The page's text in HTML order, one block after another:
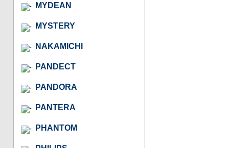
MYDEAN
MYSTERY
NAKAMICHI
PANDECT
PANDORA
PANTERA
PHANTOM